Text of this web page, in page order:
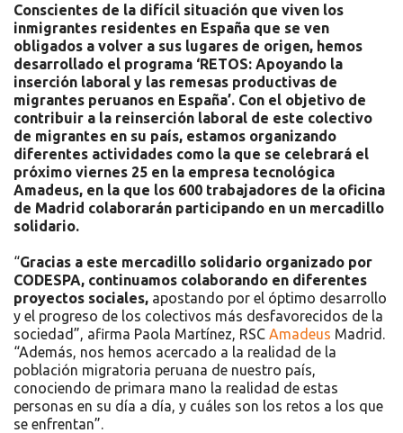
Conscientes de la difícil situación que viven los
inmigrantes residentes en España que se ven
obligados a volver a sus lugares de origen, hemos
desarrollado el programa ‘RETOS: Apoyando la
inserción laboral y las remesas productivas de
migrantes peruanos en España’. Con el objetivo de
contribuir a la reinserción laboral de este colectivo
de migrantes en su país, estamos organizando
diferentes actividades como la que se celebrará el
próximo viernes 25 en la empresa tecnológica
Amadeus, en la que los 600 trabajadores de la oficina
de Madrid colaborarán participando en un mercadillo
solidario.
“Gracias a este mercadillo solidario organizado por
CODESPA, continuamos colaborando en diferentes
proyectos sociales, apostando por el óptimo desarrollo
y el progreso de los colectivos más desfavorecidos de la
sociedad”, afirma Paola Martínez, RSC Amadeus Madrid.
“Además, nos hemos acercado a la realidad de la
población migratoria peruana de nuestro país,
conociendo de primara mano la realidad de estas
personas en su día a día, y cuáles son los retos a los que
se enfrentan”.